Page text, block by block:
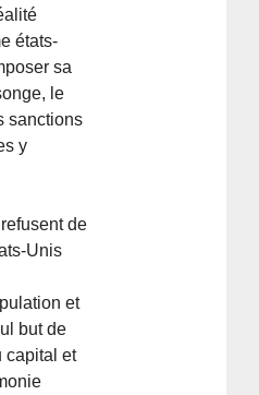
états-
sa
le
sanctions
y
de
Unis
et
but de
capital et